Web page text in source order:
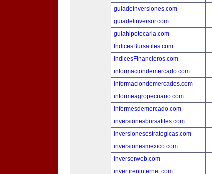
guiadeinversiones.com
guiadelinversor.com
guiahipotecaria.com
IndicesBursatiles.com
IndicesFinancieros.com
informaciondemercado.com
informaciondemercados.com
informeagropecuario.com
informesdemercado.com
inversionesbursatiles.com
inversionesestrategicas.com
inversionesmexico.com
inversorweb.com
invertireninternet.com